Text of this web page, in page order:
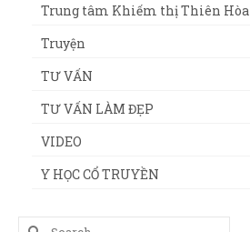
Trung tâm Khiếm thị Thiên Hòa
Truyện
TƯ VẤN
TƯ VẤN LÀM ĐẸP
VIDEO
Y HỌC CỔ TRUYỀN
Search